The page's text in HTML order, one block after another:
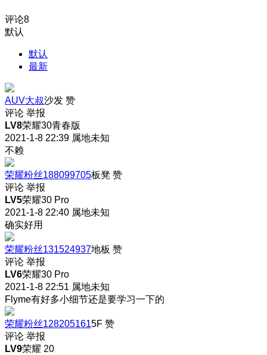
评论8
默认
默认
最新
AUV大叔沙发 赞
评论 举报
LV8荣耀30青春版
2021-1-8 22:39 属地未知
不赖
荣耀粉丝188099705板凳 赞
评论 举报
LV5荣耀30 Pro
2021-1-8 22:40 属地未知
确实好用
荣耀粉丝131524937地板 赞
评论 举报
LV6荣耀30 Pro
2021-1-8 22:51 属地未知
Flyme有好多小细节还是要学习一下的
荣耀粉丝1282051615F 赞
评论 举报
LV9荣耀 20